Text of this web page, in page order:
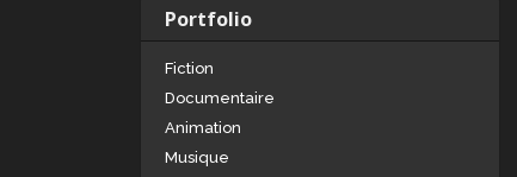
Portfolio
Fiction
Documentaire
Animation
Musique